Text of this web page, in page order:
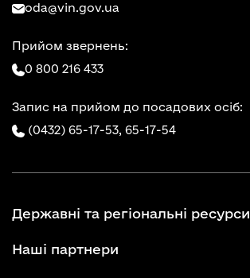
oda@vin.gov.ua
Прийом звернень:
0 800 216 433
Запис на прийом до посадових осіб:
(0432) 65-17-53, 65-17-54
Державні та регіональні ресурси
Наші партнери